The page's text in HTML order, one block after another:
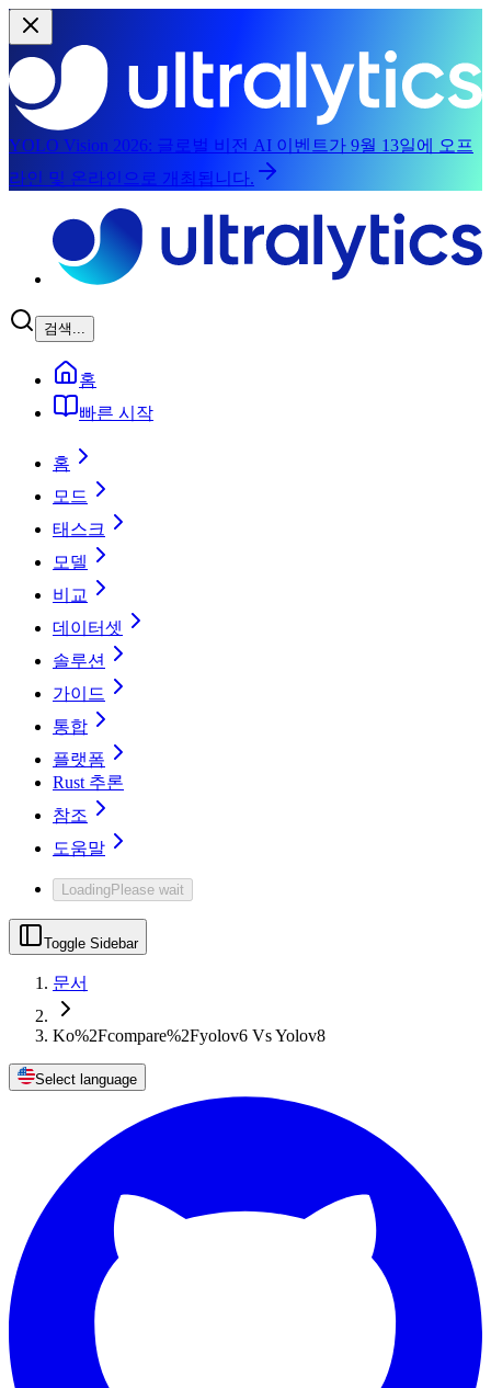
YOLO Vision 2026: 글로벌 비전 AI 이벤트가 9월 13일에 오프
라인 및 온라인으로 개최됩니다.
검색...
홈
빠른 시작
홈
모드
태스크
모델
비교
데이터셋
솔루션
가이드
통합
플랫폼
Rust 추론
참조
도움말
LoadingPlease wait
Toggle Sidebar
문서
Ko%2Fcompare%2Fyolov6 Vs Yolov8
Select language